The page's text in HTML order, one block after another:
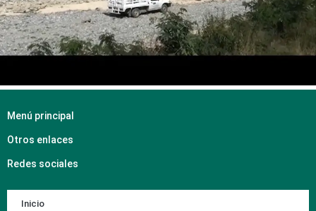
Menú principal
Otros enlaces
Redes sociales
Inicio